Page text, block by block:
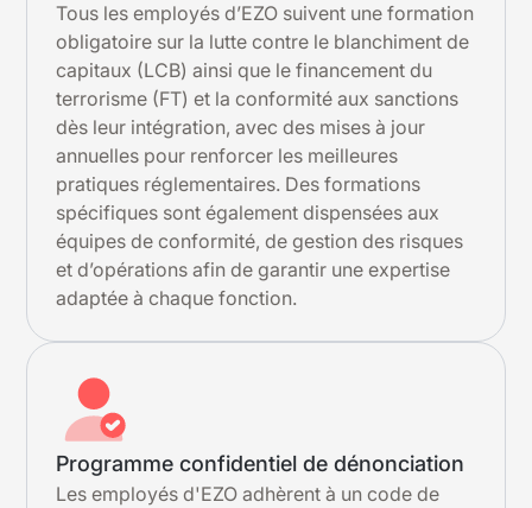
Tous les employés d’EZO suivent une formation
obligatoire sur la lutte contre le blanchiment de
capitaux (LCB) ainsi que le financement du
terrorisme (FT) et la conformité aux sanctions
dès leur intégration, avec des mises à jour
annuelles pour renforcer les meilleures
pratiques réglementaires. Des formations
spécifiques sont également dispensées aux
équipes de conformité, de gestion des risques
et d’opérations afin de garantir une expertise
adaptée à chaque fonction.
Programme confidentiel de dénonciation
Les employés d'EZO adhèrent à un code de